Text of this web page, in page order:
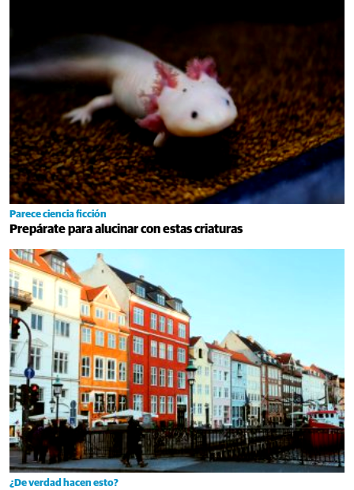
Parece ciencia ficción
Prepárate para alucinar con estas criaturas
¿De verdad hacen esto?